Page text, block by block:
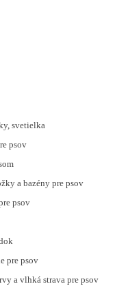
svetielka
psov
a bazény pre psov
psov
pre psov
a vlhká strava pre psov